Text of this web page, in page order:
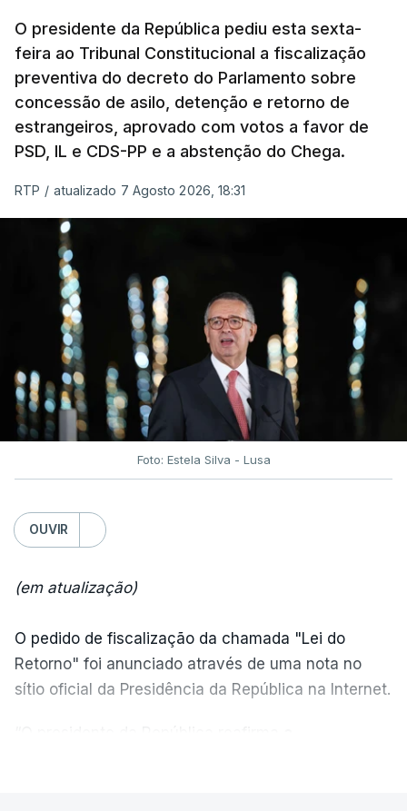
O presidente da República pediu esta sexta-
feira ao Tribunal Constitucional a fiscalização
preventiva do decreto do Parlamento sobre
concessão de asilo, detenção e retorno de
estrangeiros, aprovado com votos a favor de
PSD, IL e CDS-PP e a abstenção do Chega.
RTP / atualizado 7 Agosto 2026, 18:31
Foto: Estela Silva - Lusa
OUVIR
(em atualização)
O pedido de fiscalização da chamada "Lei do
Retorno" foi anunciado através de uma nota no
sítio oficial da Presidência da República na Internet.